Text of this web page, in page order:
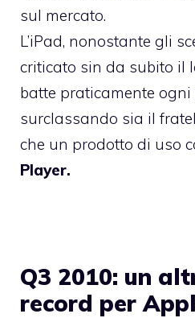
sul mercato.
L’iPad, nonostante gli
criticato sin da subito il
batte praticamente ogni
surclassando sia il
che un prodotto di uso
Player.
Q3 2010: un
record per